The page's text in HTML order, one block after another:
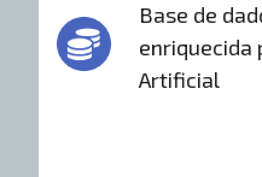
Base de
enriquecida
Artificial